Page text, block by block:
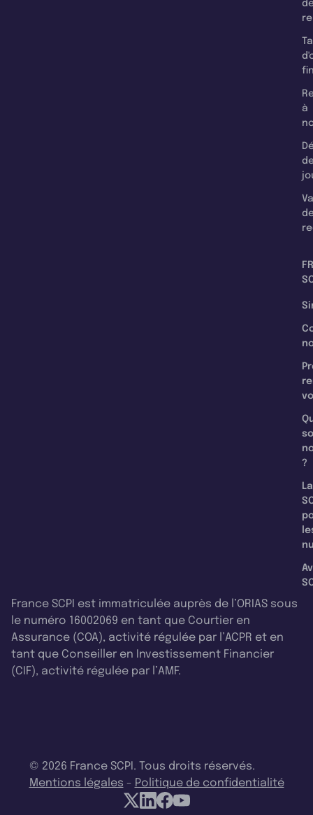
à
?
La
France SCPI est immatriculée auprès de l’ORIAS sous
le numéro 16002069 en tant que Courtier en
Assurance (COA), activité régulée par l’ACPR et en
tant que Conseiller en Investissement Financier
(CIF), activité régulée par l’AMF.
© 2026 France SCPI. Tous droits réservés.
Mentions légales - Politique de confidentialité